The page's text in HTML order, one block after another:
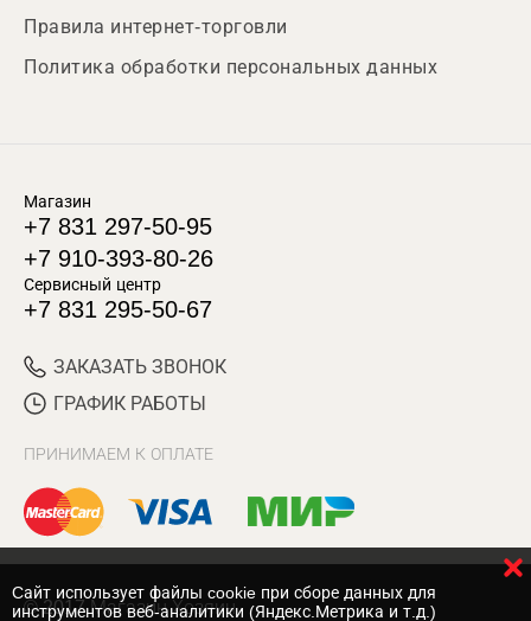
Правила интернет-торговли
Политика обработки персональных данных
Магазин
+7 831 297-50-95
+7 910-393-80-26
Сервисный центр
+7 831 295-50-67
ЗАКАЗАТЬ ЗВОНОК
ГРАФИК РАБОТЫ
ПРИНИМАЕМ К ОПЛАТЕ
© 2017 Магазин Хозяин
Cайт использует файлы cookie при сборе данных для
инструментов веб-аналитики (Яндекс.Метрика и т.д.)